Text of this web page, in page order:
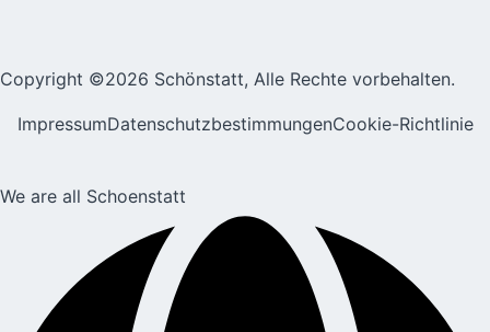
Copyright ©2026 Schönstatt, Alle Rechte vorbehalten.
ImpressumDatenschutzbestimmungenCookie-Richtlinie
We are all Schoenstatt